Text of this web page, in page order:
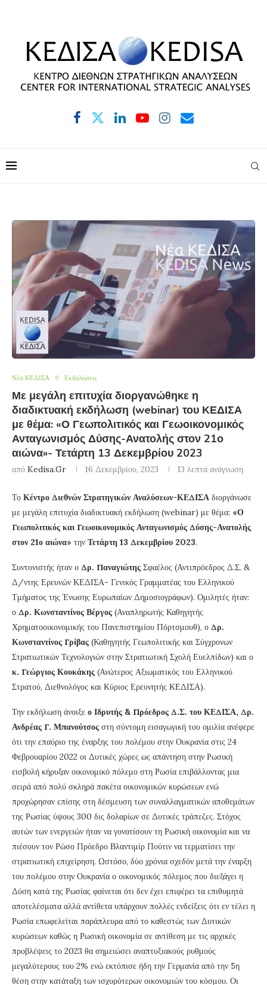
Νέα ΚΕΔΙΣΑ Εκδηλώσεις
Με μεγάλη επιτυχία διοργανώθηκε η
διαδικτυακή εκδήλωση (webinar) του ΚΕΔΙΣΑ
με θέμα: «Ο Γεωπολιτικός και Γεωοικονομικός
Ανταγωνισμός Δύσης-Ανατολής στον 21ο
αιώνα»- Τετάρτη 13 Δεκεμβρίου 2023
από Kedisa.gr 16 Δεκεμβρίου, 2023 13 λεπτά ανάγνωση
Το Κέντρο Διεθνών Στρατηγικών Αναλύσεων-ΚΕΔΙΣΑ διοργάνωσε
με μεγάλη επιτυχία διαδικτυακή εκδήλωση (webinar) με θέμα: «Ο
Γεωπολιτικός και Γεωοικονομικός Ανταγωνισμός Δύσης-Ανατολής
στον 21ο αιώνα» την Τετάρτη 13 Δεκεμβρίου 2023.
Συντονιστής ήταν ο Δρ. Παναγιώτης Σφαέλος (Αντιπρόεδρος Δ.Σ. &
Δ/ντης Ερευνών ΚΕΔΙΣΑ- Γενικός Γραμματέας του Ελληνικού
Τμήματος της Ένωσης Ευρωπαίων Δημοσιογράφων). Ομιλητές ήταν:
ο Δρ. Κωνσταντίνος Βέργος (Αναπληρωτής Καθηγητής
Χρηματοοικονομικής του Πανεπιστημίου Πόρτσμουθ), ο Δρ.
Κωνσταντίνος Γρίβας (Καθηγητής Γεωπολιτικής και Σύγχρονων
Στρατιωτικών Τεχνολογιών στην Στρατιωτική Σχολή Ευελπίδων) και ο
κ. Γεώργιος Κουκάκης (Ανώτερος Αξιωματικός του Ελληνικού
Στρατού, Διεθνολόγος και Κύριος Ερευνητής ΚΕΔΙΣΑ).
Την εκδήλωση άνοιξε ο Ιδρυτής & Πρόεδρος Δ.Σ. του ΚΕΔΙΣΑ, Δρ.
Ανδρέας Γ. Μπανούτσος στη σύντομη εισαγωγική του ομιλία ανέφερε
ότι την επαύριο της έναρξης του πολέμου στην Ουκρανία στις 24
Φεβρουαρίου 2022 οι Δυτικές χώρες ως απάντηση στην Ρωσική
εισβολή κήρυξαν οικονομικό πόλεμο στη Ρωσία επιβάλλοντας μια
σειρά από πολύ σκληρά πακέτα οικονομικών κυρώσεων ενώ
προχώρησαν επίσης στη δέσμευση των συναλλαγματικών αποθεμάτων
της Ρωσίας ύψους 300 δις δολαρίων σε Δυτικές τράπεζες. Στόχος
αυτών των ενεργειών ήταν να γονατίσουν τη Ρωσική οικονομία και να
πιέσουν τον Ρώσο Πρόεδρο Βλαντιμίρ Πούτιν να τερματίσει την
στρατιωτική επιχείρηση. Ωστόσο, δύο χρόνια σχεδόν μετά την έναρξη
του πολέμου στην Ουκρανία ο οικονομικός πόλεμος που διεξάγει η
Δύση κατά της Ρωσίας φαίνεται ότι δεν έχει επιφέρει τα επιθυμητά
αποτελέσματα αλλά αντίθετα υπάρχουν πολλές ενδείξεις ότι εν τέλει η
Ρωσία επωφελείται παράπλευρα από το καθεστώς των Δυτικών
κυρώσεων καθώς η Ρωσική οικονομία σε αντίθεση με τις αρχικές
προβλέψεις το 2023 θα σημειώσει αναπτυξιακούς ρυθμούς
μεγαλύτερους του 2% ενώ εκτόπισε ήδη την Γερμανία από την 5η
θέση στην κατάταξη των ισχυρότερων οικονομιών του κόσμου. Οι